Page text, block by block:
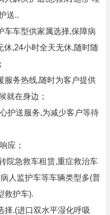
送..
车车型供家属选择,保障病
休,24小时全天无休,随时随
服务热线,随时为客户提供
就在身边；
护送服务,为减少客户等待
应；
院急救车租赁,重症救治车
人监护车等车辆类型多(普
救护车).
择.(进口双水平湿化呼吸